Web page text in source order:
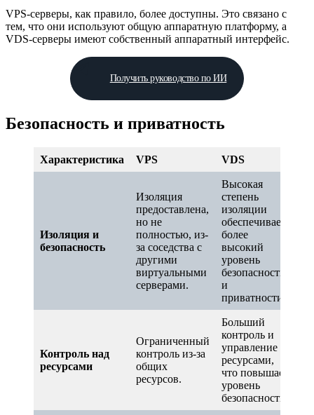
VPS-серверы, как правило, более доступны. Это связано с
тем, что они используют общую аппаратную платформу, а
VDS-серверы имеют собственный аппаратный интерфейс.
Получить руководство по ИИ
Безопасность и приватность
Характеристика VPS VDS
Изоляция и
безопасность
Изоляция
предоставлена,
но не
полностью, из-
за соседства с
другими
виртуальными
серверами.
Высокая
степень
изоляции
обеспечивает
более
высокий
уровень
безопасности
и
приватности.
Контроль над
ресурсами
Ограниченный
контроль из-за
общих
ресурсов.
Больший
контроль и
управление
ресурсами,
что повышает
уровень
безопасности.